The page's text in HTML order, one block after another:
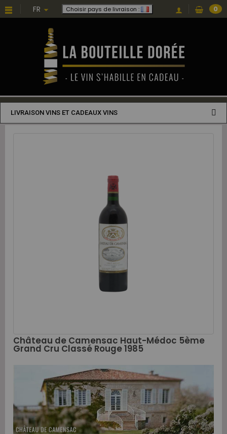
FR Choisir pays de livraison : 0
LIVRAISON VINS ET CADEAUX VINS
Château de Camensac Haut-Médoc 5ème
Grand Cru Classé Rouge 1985